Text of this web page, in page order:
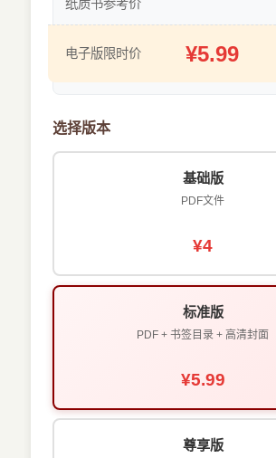
纸质书参考价
电子版限时价 ¥5.99
选择版本
基础版
PDF文件
¥4
标准版
PDF + 书签目录 + 高清封面
¥5.99
尊享版